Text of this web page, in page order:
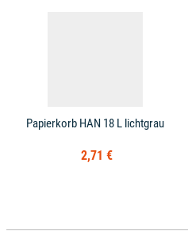
Papierkorb HAN 18 L lichtgrau
2,71 €